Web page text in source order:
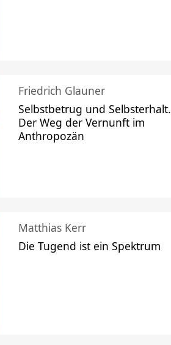
Friedrich Glauner
Selbstbetrug und Selbsterhalt.
Der Weg der Vernunft im
Anthropozän
Matthias Kerr
Die Tugend ist ein Spektrum